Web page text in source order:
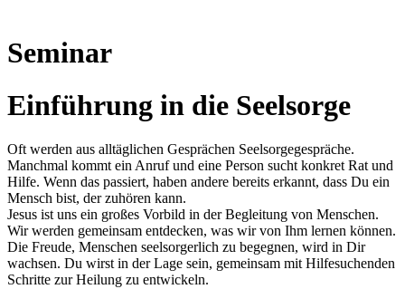
Seminar
Einführung in die Seelsorge
Oft werden aus alltäglichen Gesprächen Seelsorgegespräche.
Manchmal kommt ein Anruf und eine Person sucht konkret Rat und
Hilfe. Wenn das passiert, haben andere bereits erkannt, dass Du ein
Mensch bist, der zuhören kann.
Jesus ist uns ein großes Vorbild in der Begleitung von Menschen.
Wir werden gemeinsam entdecken, was wir von Ihm lernen können.
Die Freude, Menschen seelsorgerlich zu begegnen, wird in Dir
wachsen. Du wirst in der Lage sein, gemeinsam mit Hilfesuchenden
Schritte zur Heilung zu entwickeln.